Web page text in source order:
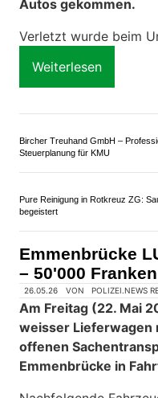
TST Hauswartung GmbH: Ihr
Gebr. B. + R. Renggli AG in
perfekte Wände und Fassaden
Flüelen UR:
360 Grad – A2
befahrbar